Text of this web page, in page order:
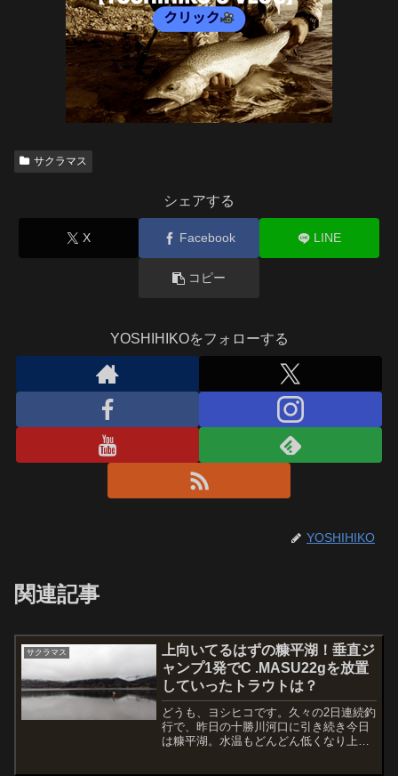
サクラマス
シェアする
X Facebook LINE
コピー
YOSHIHIKOをフォローする
YOSHIHIKO
関連記事
サクラマス
上向いてるはずの糠平湖！垂直ジ
ャンプ1発でC .MASU22gを放置
していったトラウトは？
どうも、ヨシヒコです。久々の2日連続釣
行で、昨日の十勝川河口に引き続き今日
は糠平湖。水温もどんどん低くなり上向